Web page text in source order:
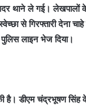
थाने ले गई। लेखपालों
से गिरफ्तारी देना
लाइन भेज दिया।
है। डीएम चंद्रभूषण सिंह